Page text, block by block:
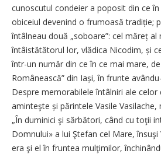
cunoscutul condeier a poposit din ce
obiceiul devenind o frumoasă tradiție;
întâlneau două „soboare”: cel măreț al
întâistătătorul lor, vlădica Nicodim, și
într-un număr din ce în ce mai mare,
Românească” din Iași, în frunte
Despre memorabilele întâlniri ale celor
aminteşte și părintele Vasile
„În duminici şi sărbători, când cu toţii
Domnului» a lui Ştefan cel Mare,
era şi el în fruntea mulţimilor,